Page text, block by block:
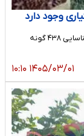
مدیرکل حفاظت محیط زیست چهارمحال‌وبختیاری از شناسایی ۴۳۸ گونه
۱۴۰۵/۰۳/۰۱ ۱۰:۱۰